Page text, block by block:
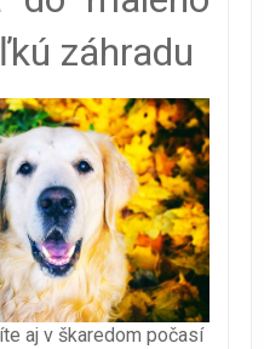
záhradu
aj v škaredom počasí